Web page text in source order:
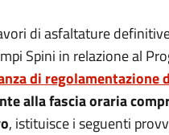
di asfaltature
Spini in relazione al
di regolamentazione
alla fascia oraria
, istituisce i seguenti